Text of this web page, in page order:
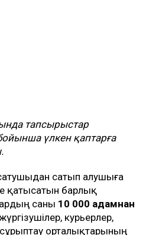
тапсырыстар
үлкен қаптарға
сатып алушыға
қатысатын барлық
саны 10 000 адамнан
курьерлер,
сұрыптау орталықтарының